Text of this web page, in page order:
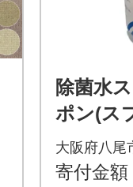
除菌水
ポン(ス
タイプ2
え用
大阪府八尾
寄付金額